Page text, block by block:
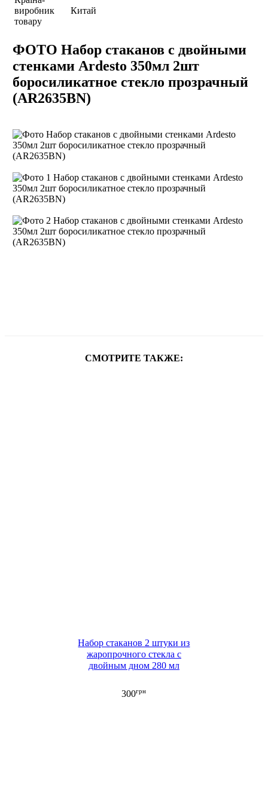
виробник
товару
Китай
ФОТО Набор стаканов с двойными
стенками Ardesto 350мл 2шт
боросиликатное стекло прозрачный
(AR2635BN)
СМОТРИТЕ ТАКЖЕ:
Набор стаканов 2 штуки из
жаропрочного стекла с
двойным дном 280 мл
300грн